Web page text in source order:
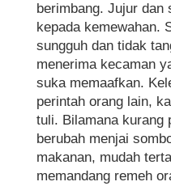
berimbang. Jujur
kepada kemewahan.
sungguh dan tidak
menerima kecaman
suka memaafkan.
perintah orang lain,
tuli. Bilamana kurang
berubah menjai
makanan, mudah
memandang remeh